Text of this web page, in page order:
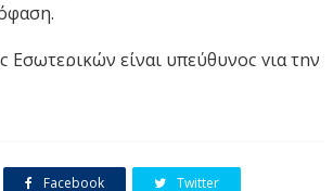
Εσωτερικών είναι υπεύθυνος για την
και των συνόρων μας, και ως εκ
μην μπορεί να εισέλθει στη χώρα
Facebook Twitter